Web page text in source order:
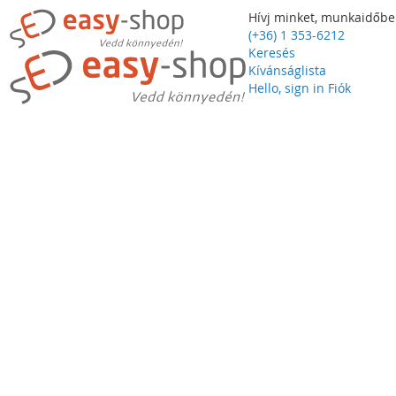
Hívj minket,
(+36) 1 353-6212
Keresés
Kívánságlista
Hello, sign in Fiók